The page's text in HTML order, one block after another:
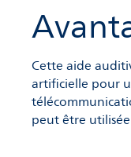
Cette aide
artificielle pour
peut être